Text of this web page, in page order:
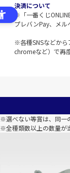
決済について
※「一番くじ
プレバンPay、メル
※各種SNSなどから
chromeなど）で再
※選べない等賞は、同一
※全種類数以上の数量が